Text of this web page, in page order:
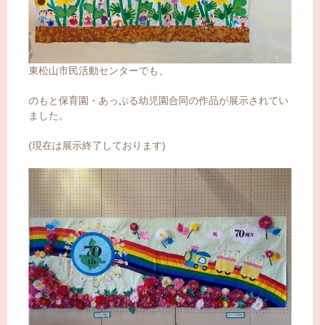
東松山市民活動センターでも、
のもと保育園・あっぷる幼児園合同の作品が展示されてい
ました。
(現在は展示終了しております)